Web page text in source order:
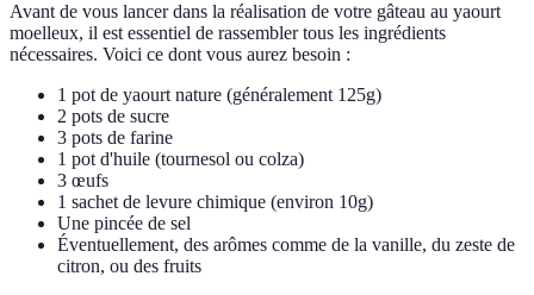
Avant de vous lancer dans la réalisation de votre gâteau au yaourt
moelleux, il est essentiel de rassembler tous les ingrédients
nécessaires. Voici ce dont vous aurez besoin :
1 pot de yaourt nature (généralement 125g)
2 pots de sucre
3 pots de farine
1 pot d'huile (tournesol ou colza)
3 œufs
1 sachet de levure chimique (environ 10g)
Une pincée de sel
Éventuellement, des arômes comme de la vanille, du zeste de
citron, ou des fruits